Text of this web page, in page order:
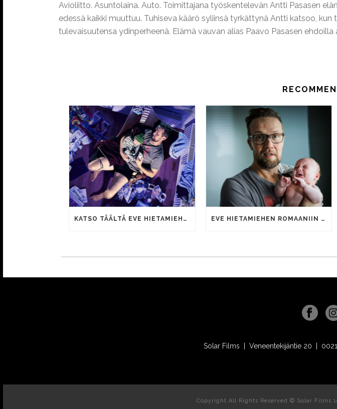
Avioliitto. Asuntolaina. Auto. Toimittajana työskentelevän Antti Pasasen
edessä kaikki muuttuu. Tuhiseva käärö syliinsä tyrkättynä Antti katsoo,
tulevaisuutensa ydinperheenä. Elämä vauvan alias Paavo Pasasen
KATSO TÄÄLTÄ EVE HIETAMIEHEN ROMAANIIN PERUSTUVAN YÖSYÖTTÖ-ELOKUVAN TEASER EVE HIETAMIEHEN ROMAANIIN PERUSTUVAN YÖSYÖTTÖ-ELOKUVAN KUVAUKSET ALKAVAT TÄSSÄ KUUSSA
Solar Films | Veneentekijäntie 20 |
Copyright All Rights Reserved © Solar Films